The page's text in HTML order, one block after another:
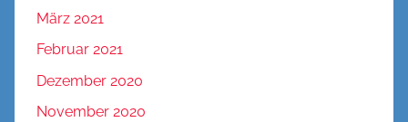
März 2021
Februar 2021
Dezember 2020
November 2020